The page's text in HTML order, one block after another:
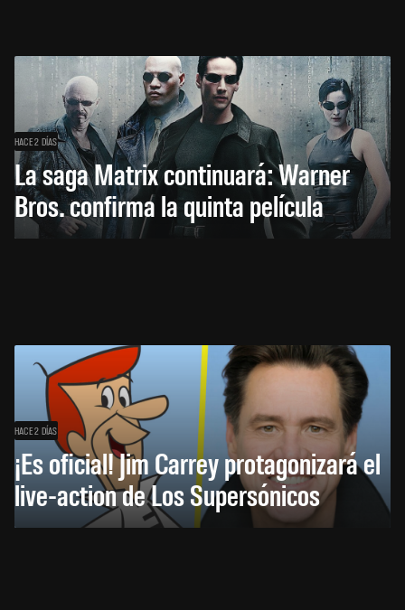
HACE 2 DÍAS
La saga Matrix continuará: Warner
Bros. confirma la quinta película
HACE 2 DÍAS
¡Es oficial! Jim Carrey protagonizará el
live-action de Los Supersónicos